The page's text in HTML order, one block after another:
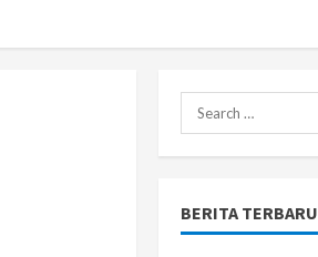
Search
for:
BERITA TERBARU